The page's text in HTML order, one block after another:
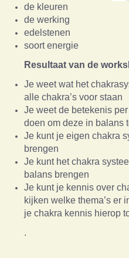
de kleuren
de werking
edelstenen
soort energie
Resultaat van de
Je weet wat het
alle chakra’s voor staan
Je weet de betekenis
doen om deze in balans
Je kunt je eigen chakra
brengen
Je kunt het chakra
balans brengen
Je kunt je kennis over
kijken welke thema’s er
je chakra kennis hierop
.